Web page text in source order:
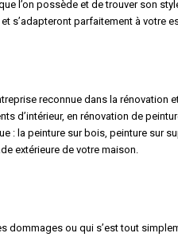
l’on possède et de trouver son
s’adapteront parfaitement à votre
reconnue dans la rénovation
d’intérieur, en rénovation de
: la peinture sur bois, peinture sur
extérieure de votre maison.
dommages ou qui s’est tout